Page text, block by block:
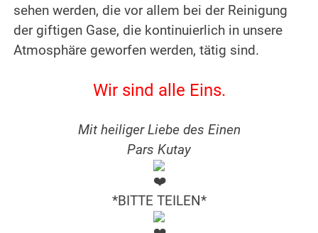
sehen werden, die vor allem bei der Reinigung
der giftigen Gase, die kontinuierlich in unsere
Atmosphäre geworfen werden, tätig sind.
Wir sind alle Eins.
Mit heiliger Liebe des Einen
Pars Kutay
*BITTE TEILEN*